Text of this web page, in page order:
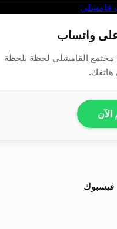
على واتساب
مجتمع القامشلي لحظة بلحظة